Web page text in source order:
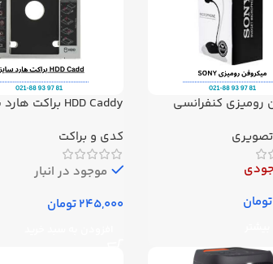
رومیزی کنفرانسی
تومان
HDD Caddy براکت هارد سایز12.7
کدی و براکت
موجود در انبار
تومان